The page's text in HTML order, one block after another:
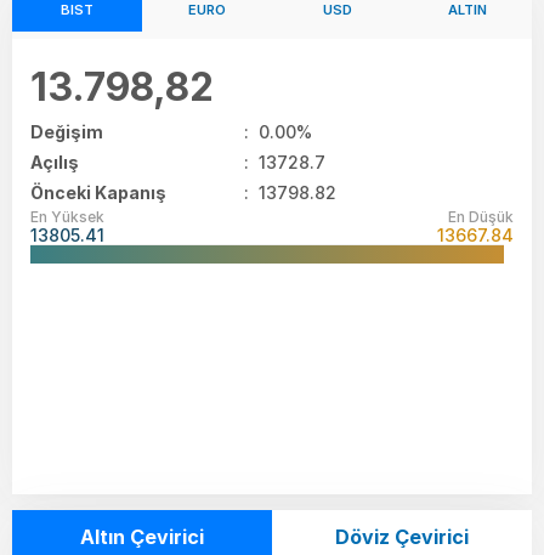
BIST EURO USD ALTIN
13.798,82
Değişim : 0.00%
Açılış
: 13728.7
Önceki Kapanış
: 13798.82
En Yüksek
13805.41
En Düşük
13667.84
Altın Çevirici Döviz Çevirici